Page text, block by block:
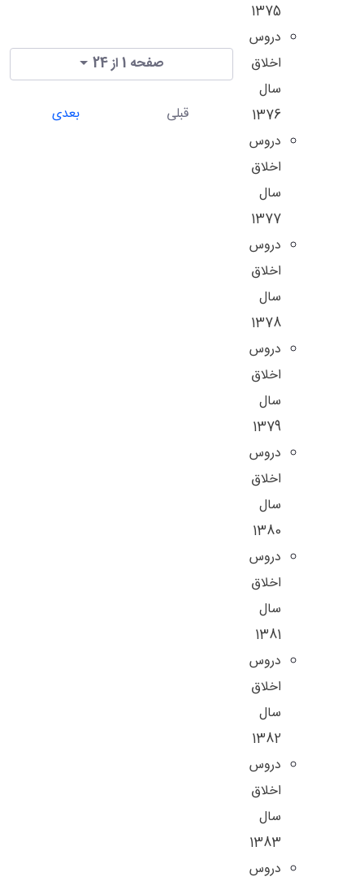
1375
دروس
اخلاق
سال
1376
دروس
اخلاق
سال
1377
دروس
اخلاق
سال
1378
دروس
اخلاق
سال
1379
دروس
اخلاق
سال
1380
دروس
اخلاق
سال
1381
دروس
اخلاق
سال
1382
دروس
اخلاق
سال
1383
دروس
صفحه 1 از 24
قبلی بعدی